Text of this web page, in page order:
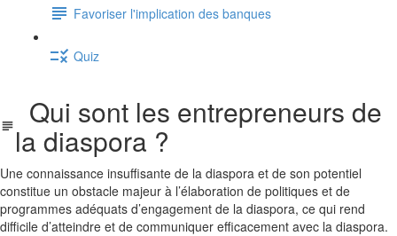
Favoriser l'implication des banques
Quiz
Qui sont les entrepreneurs de
la diaspora ?
Une connaissance insuffisante de la diaspora et de son potentiel
constitue un obstacle majeur à l’élaboration de politiques et de
programmes adéquats d’engagement de la diaspora, ce qui rend
difficile d’atteindre et de communiquer efficacement avec la diaspora.